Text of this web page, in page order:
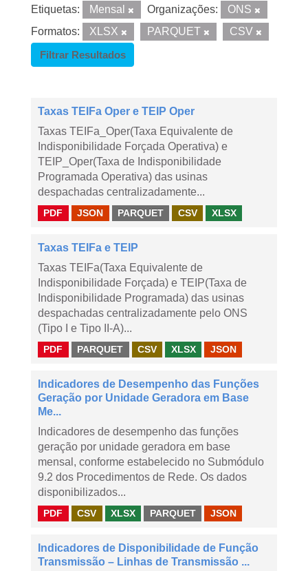
Etiquetas: Mensal Organizações:
ONS
Formatos:
XLSX PARQUET
CSV
Filtrar Resultados
Taxas TEIFa Oper e TEIP Oper
Taxas TEIFa_Oper(Taxa Equivalente de
Indisponibilidade Forçada Operativa) e
TEIP_Oper(Taxa de Indisponibilidade
Programada Operativa) das usinas
despachadas centralizadamente...
PDF JSON PARQUET CSV XLSX
Taxas TEIFa e TEIP
Taxas TEIFa(Taxa Equivalente de
Indisponibilidade Forçada) e TEIP(Taxa de
Indisponibilidade Programada) das usinas
despachadas centralizadamente pelo ONS
(Tipo I e Tipo II-A)...
PDF PARQUET CSV XLSX JSON
Indicadores de Desempenho das Funções
Geração por Unidade Geradora em Base
Me...
Indicadores de desempenho das funções
geração por unidade geradora em base
mensal, conforme estabelecido no Submódulo
9.2 dos Procedimentos de Rede. Os dados
disponibilizados...
PDF CSV XLSX PARQUET JSON
Indicadores de Disponibilidade de Função
Transmissão – Linhas de Transmissão ...